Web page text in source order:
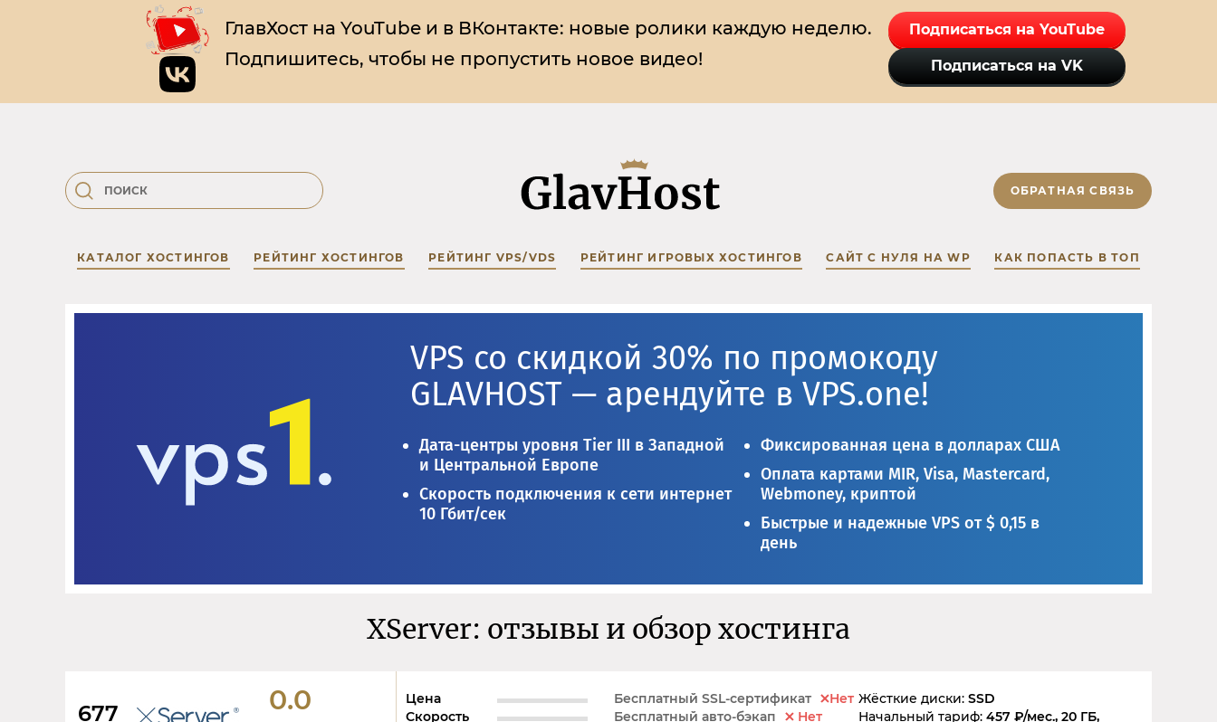
ГлавХост на YouTube и в ВКонтакте: новые ролики каждую неделю.
Подпишитесь, чтобы не пропустить новое видео!
Подписаться на YouTube
Подписаться на VK
ОБРАТНАЯ СВЯЗЬ
КАТАЛОГ ХОСТИНГОВ РЕЙТИНГ ХОСТИНГОВ РЕЙТИНГ VPS/VDS РЕЙТИНГ ИГРОВЫХ ХОСТИНГОВ САЙТ С НУЛЯ НА WP КАК ПОПАСТЬ В ТОП
VPS со скидкой 30% по промокоду
GLAVHOST — арендуйте в VPS.one!
Дата-центры уровня Tier III в Западной
и Центральной Европе
Скорость подключения к сети интернет
10 Гбит/сек
Фиксированная цена в долларах США
Оплата картами MIR, Visa, Mastercard,
Webmoney, криптой
Быстрые и надежные VPS от $ 0,15 в
день
XServer: отзывы и обзор хостинга
677 0.0
Цена
Скорость
Бесплатный SSL-сертификат
Нет
Бесплатный авто-бэкап
Нет
Жёсткие диски: SSD
Начальный тариф: 457 ₽/мес., 20 ГБ,